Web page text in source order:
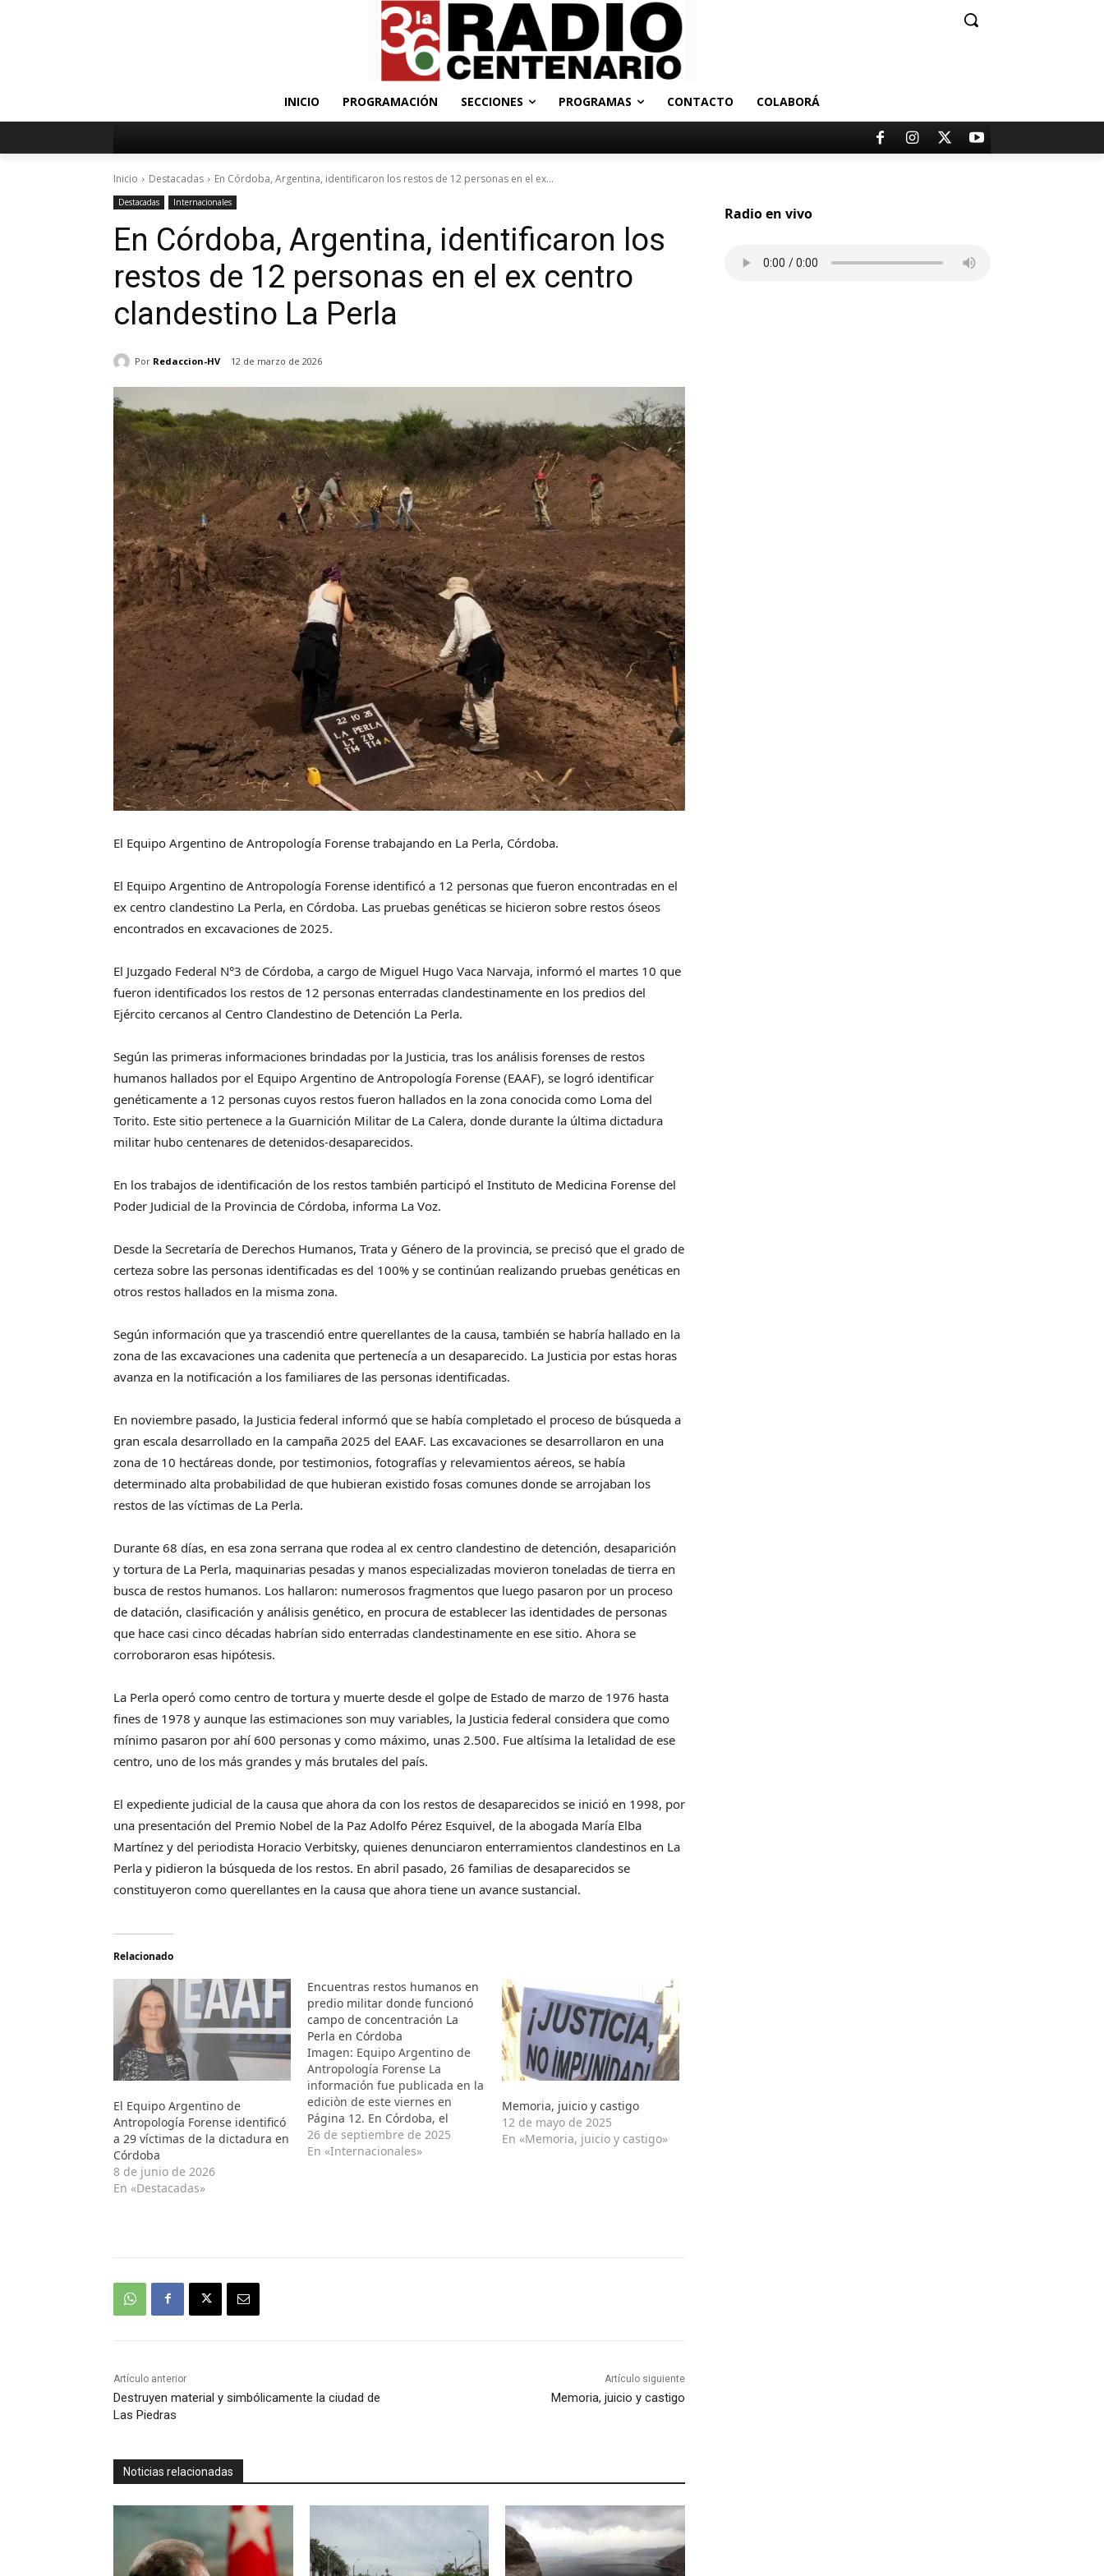
INICIO PROGRAMACIÓN SECCIONES PROGRAMAS CONTACTO COLABORÁ
Inicio Destacadas En Córdoba, Argentina, identificaron los restos de 12 personas en el ex...
Destacadas Internacionales
En Córdoba, Argentina, identificaron los
restos de 12 personas en el ex centro
clandestino La Perla
Por Redaccion-HV 12 de marzo de 2026
El Equipo Argentino de Antropología Forense trabajando en La Perla, Córdoba.
El Equipo Argentino de Antropología Forense identificó a 12 personas que fueron encontradas en el
ex centro clandestino La Perla, en Córdoba. Las pruebas genéticas se hicieron sobre restos óseos
encontrados en excavaciones de 2025.
El Juzgado Federal N°3 de Córdoba, a cargo de Miguel Hugo Vaca Narvaja, informó el martes 10 que
fueron identificados los restos de 12 personas enterradas clandestinamente en los predios del
Ejército cercanos al Centro Clandestino de Detención La Perla.
Según las primeras informaciones brindadas por la Justicia, tras los análisis forenses de restos
humanos hallados por el Equipo Argentino de Antropología Forense (EAAF), se logró identificar
genéticamente a 12 personas cuyos restos fueron hallados en la zona conocida como Loma del
Torito. Este sitio pertenece a la Guarnición Militar de La Calera, donde durante la última dictadura
militar hubo centenares de detenidos-desaparecidos.
En los trabajos de identificación de los restos también participó el Instituto de Medicina Forense del
Poder Judicial de la Provincia de Córdoba, informa La Voz.
Desde la Secretaría de Derechos Humanos, Trata y Género de la provincia, se precisó que el grado de
certeza sobre las personas identificadas es del 100% y se continúan realizando pruebas genéticas en
otros restos hallados en la misma zona.
Según información que ya trascendió entre querellantes de la causa, también se habría hallado en la
zona de las excavaciones una cadenita que pertenecía a un desaparecido. La Justicia por estas horas
avanza en la notificación a los familiares de las personas identificadas.
En noviembre pasado, la Justicia federal informó que se había completado el proceso de búsqueda a
gran escala desarrollado en la campaña 2025 del EAAF. Las excavaciones se desarrollaron en una
zona de 10 hectáreas donde, por testimonios, fotografías y relevamientos aéreos, se había
determinado alta probabilidad de que hubieran existido fosas comunes donde se arrojaban los
restos de las víctimas de La Perla.
Durante 68 días, en esa zona serrana que rodea al ex centro clandestino de detención, desaparición
y tortura de La Perla, maquinarias pesadas y manos especializadas movieron toneladas de tierra en
busca de restos humanos. Los hallaron: numerosos fragmentos que luego pasaron por un proceso
de datación, clasificación y análisis genético, en procura de establecer las identidades de personas
que hace casi cinco décadas habrían sido enterradas clandestinamente en ese sitio. Ahora se
corroboraron esas hipótesis.
La Perla operó como centro de tortura y muerte desde el golpe de Estado de marzo de 1976 hasta
fines de 1978 y aunque las estimaciones son muy variables, la Justicia federal considera que como
mínimo pasaron por ahí 600 personas y como máximo, unas 2.500. Fue altísima la letalidad de ese
centro, uno de los más grandes y más brutales del país.
El expediente judicial de la causa que ahora da con los restos de desaparecidos se inició en 1998, por
una presentación del Premio Nobel de la Paz Adolfo Pérez Esquivel, de la abogada María Elba
Martínez y del periodista Horacio Verbitsky, quienes denunciaron enterramientos clandestinos en La
Perla y pidieron la búsqueda de los restos. En abril pasado, 26 familias de desaparecidos se
constituyeron como querellantes en la causa que ahora tiene un avance sustancial.
Relacionado
El Equipo Argentino de
Antropología Forense identificó
a 29 víctimas de la dictadura en
Córdoba
8 de junio de 2026
En «Destacadas»
Encuentras restos humanos en
predio militar donde funcionó
campo de concentración La
Perla en Córdoba
Imagen: Equipo Argentino de
Antropología Forense La
información fue publicada en la
ediciòn de este viernes en
Página 12. En Córdoba, el
empeño de los familiares de los
detenidos-desaparecidos está
26 de septiembre de 2025
En «Internacionales»
Memoria, juicio y castigo
12 de mayo de 2025
En «Memoria, juicio y castigo»
Artículo anterior
Destruyen material y simbólicamente la ciudad de
Las Piedras
Artículo siguiente
Memoria, juicio y castigo
Noticias relacionadas
Radio en vivo